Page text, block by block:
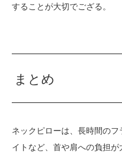
することが大切でござる。
まとめ
ネックピローは、長時間の
イトなど、首や肩への負担